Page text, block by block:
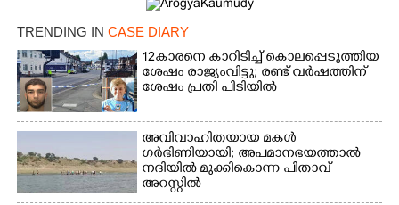
TRENDING IN CASE DIARY
12കാരനെ കാറിടിച്ച് കൊലപ്പെടുത്തിയ
ശേഷം രാജ്യംവിട്ടു; രണ്ട് വർഷത്തിന്
ശേഷം പ്രതി പിടിയിൽ
അവിവാഹിതയായ മകൾ
ഗർഭിണിയായി; അപമാനഭയത്താൽ
നദിയിൽ മുക്കികൊന്ന പിതാവ്
അറസ്റ്റിൽ
Copy Link